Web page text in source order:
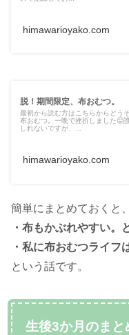
himawarioyako.com
脱！期間限定、布おむつ。
最初から読む方はこちらからどう
布おむつ。一晩で挫折しました😝
しれないですが、...
himawarioyako.com
簡単にまとめておくと、
・布もかぶれやすい。
・私に布おむつライフ
という話です。
生後3か月のまと